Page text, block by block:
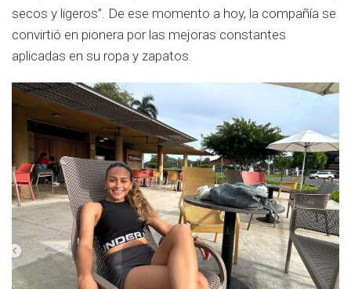
secos y ligeros”. De ese momento a hoy, la compañía se
convirtió en pionera por las mejoras constantes
aplicadas en su ropa y zapatos.